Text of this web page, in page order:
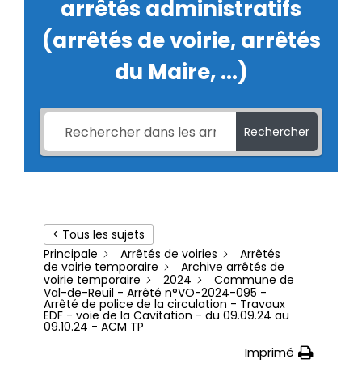
arrêtés administratifs
(arrêtés de voirie, arrêtés
du Maire, ...)
Rechercher
< Tous les sujets
Principale
Arrêtés de voiries
Arrêtés
de voirie temporaire
Archive arrêtés de
voirie temporaire
2024
Commune de
Val-de-Reuil - Arrêté n°VO-2024-095 -
Arrêté de police de la circulation - Travaux
EDF - voie de la Cavitation - du 09.09.24 au
09.10.24 - ACM TP
Imprimé